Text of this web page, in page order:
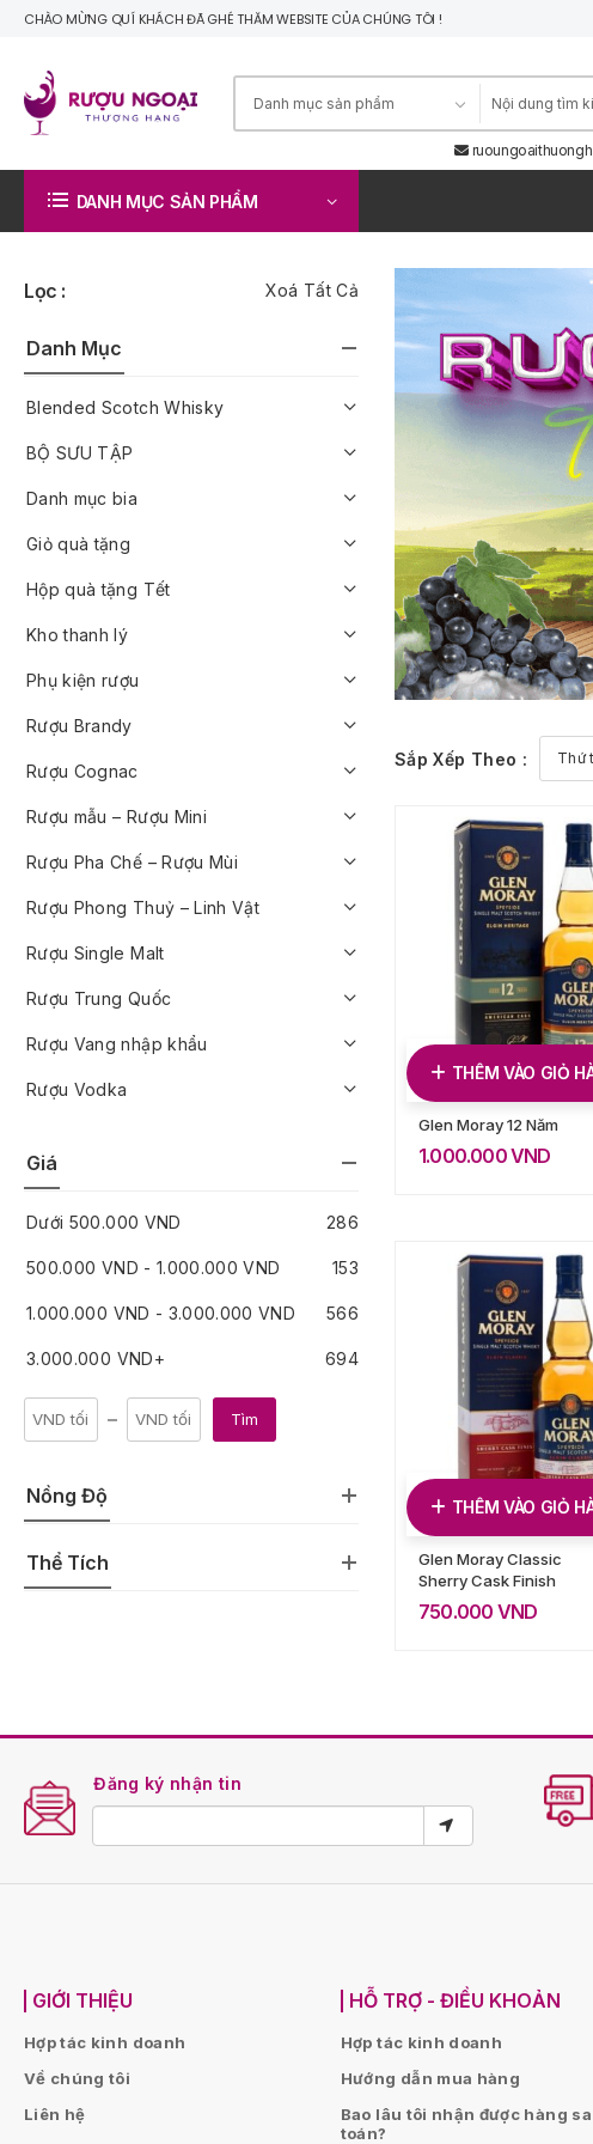
CHÀO MỪNG QUÍ KHÁCH ĐÃ GHÉ THĂM WEBSITE CỦA CHÚNG TÔI !
DANH MỤC SẢN PHẨM
Lọc : Xoá Tất Cả
Danh Mục
Blended Scotch Whisky
BỘ SƯU TẬP
Danh mục bia
Giỏ quà tặng
Hộp quà tặng Tết
Kho thanh lý
Phụ kiện rượu
Rượu Brandy
Rượu Cognac
Rượu mẫu – Rượu Mini
Rượu Pha Chế – Rượu Mùi
Rượu Phong Thuỷ – Linh Vật
Rượu Single Malt
Rượu Trung Quốc
Rượu Vang nhập khẩu
Rượu Vodka
Giá
Dưới 500.000 VND 286
500.000 VND - 1.000.000VND 153
1.000.000 VND - 3.000.000VND 566
3.000.000 VND+ 694
Tìm
Nồng Độ
Thể Tích
Sắp Xếp Theo :
THÊM VÀO GIỎ
Glen Moray 12 Năm
1.000.000VND
THÊM VÀO GIỎ
Glen Moray Classic
Sherry Cask Finish
750.000 VND
Đăng ký nhận tin
GIỚI THIỆU
Hợp tác kinh doanh
Về chúng tôi
Liên hệ
HỖ TRỢ - ĐIỀU KHOẢN
Hợp tác kinh doanh
Hướng dẫn mua hàng
Bao lâu tôi nhận được hàng
toán?